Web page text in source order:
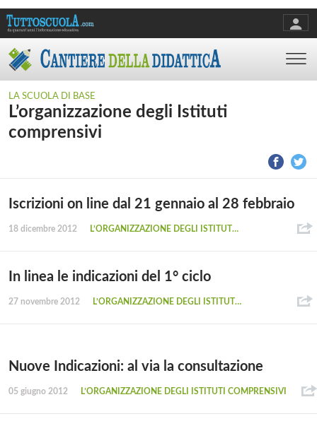
LA SCUOLA DI BASE
L’organizzazione degli Istituti
comprensivi
Iscrizioni on line dal 21 gennaio al 28 febbraio
18 dicembre 2012 L’ORGANIZZAZIONE DEGLI ISTITUTI COMPRENSIVI
In linea le indicazioni del 1° ciclo
27 novembre 2012 L’ORGANIZZAZIONE DEGLI ISTITUTI COMPRENSIVI
Nuove Indicazioni: al via la consultazione
05 giugno 2012 L’ORGANIZZAZIONE DEGLI ISTITUTI COMPRENSIVI